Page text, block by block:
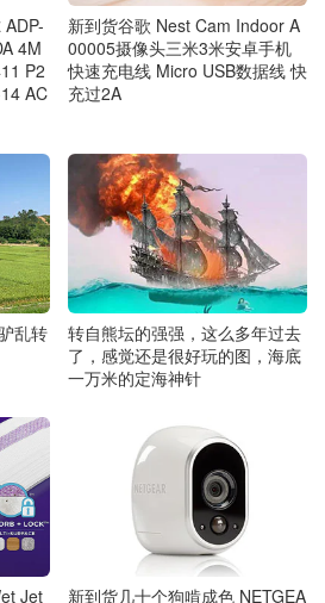
4M
P2
AC
新到货谷歌 Nest Cam Indoor A
00005摄像头三米3米安卓手机
快速充电线 Micro USB数据线 快
充过2A
乱转
转自熊坛的强强，这么多年过去
了，感觉还是很好玩的图，海底
一万米的定海神针
Jet 新到货几十个狗啃成色 NETGEA